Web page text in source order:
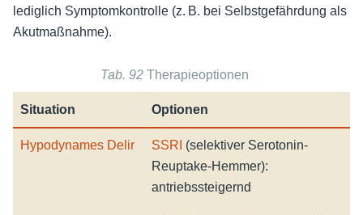
lediglich Symptomkontrolle (z. B. bei Selbstgefährdung als
Akutmaßnahme).
Tab. 92 Therapieoptionen
Situation Optionen
Hypodynames Delir SSRI (selektiver Serotonin-
Reuptake-Hemmer):
antriebssteigernd